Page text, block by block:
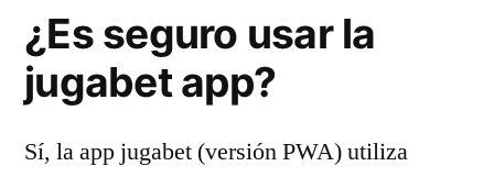
¿Es seguro usar la
jugabet app?
Sí, la app jugabet (versión PWA) utiliza